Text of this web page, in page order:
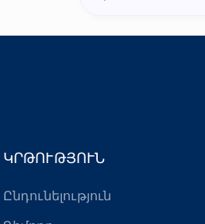
ԿՐԹՈՒԹՅՈՒՆ
Ընդունելություն